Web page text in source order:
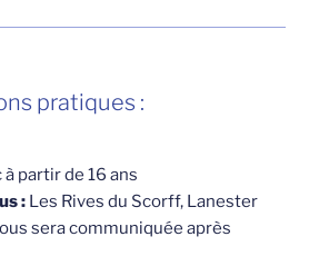
pratiques :
partir de 16 ans
: Les Rives du Scorff, Lanester
sera communiquée après